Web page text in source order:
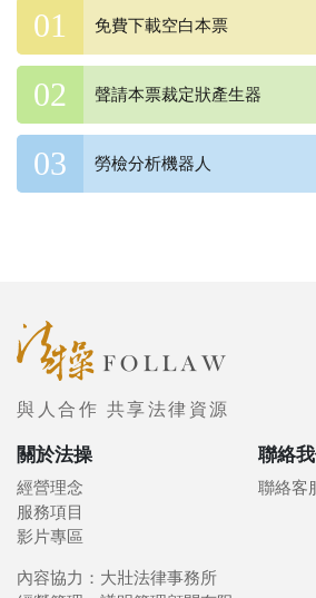
免費下載空白本票
聲請本票裁定狀產生器
勞檢分析機器人
與人合作 共享法律資源
關於法操
經營理念
服務項目
影片專區
聯絡
聯絡客
內容協力：大壯法律事務所